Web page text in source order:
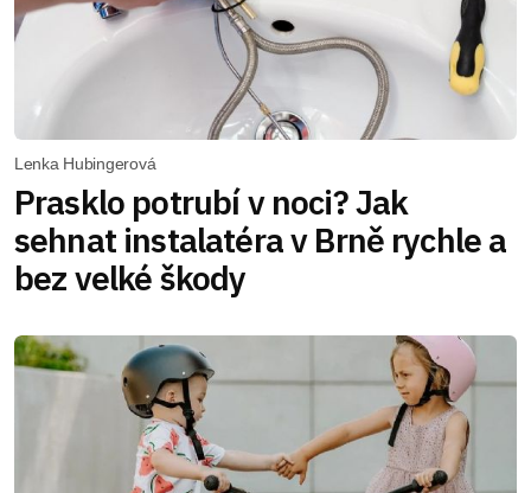
Lenka Hubingerová
Prasklo potrubí v noci? Jak
sehnat instalatéra v Brně rychle a
bez velké škody